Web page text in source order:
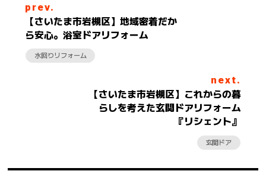
prev.
【さいたま市岩槻区】地域密着だか
ら安心。浴室ドアリフォーム
水回りリフォーム
next.
【さいたま市岩槻区】これからの暮
らしを考えた玄関ドアリフォーム
『リシェント』
玄関ドア